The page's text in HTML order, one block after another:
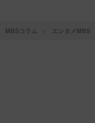
MBSコラム エンタメMBS